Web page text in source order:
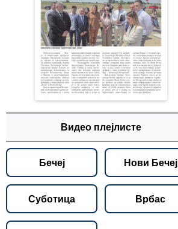
Видео плејлисте
Бечеј Нови Бечеј
Суботица Врбас